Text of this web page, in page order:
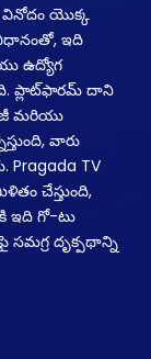
వినోదం యొక్క
ఇది
ఉద్యోగ
ప్లాట్‌ఫారమ్ దాని
మరియు
వారు
TV
చేస్తుంది,
ఇది గో-టు
సమగ్ర దృక్పథాన్ని